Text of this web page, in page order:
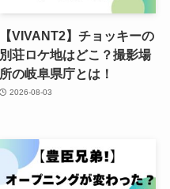
【VIVANT2】チョッキーの
別荘ロケ地はどこ？撮影場
所の岐阜県庁とは！
2026-08-03